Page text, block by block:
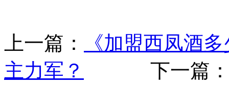
上一篇：
《加盟西凤酒
主力军？
下一篇